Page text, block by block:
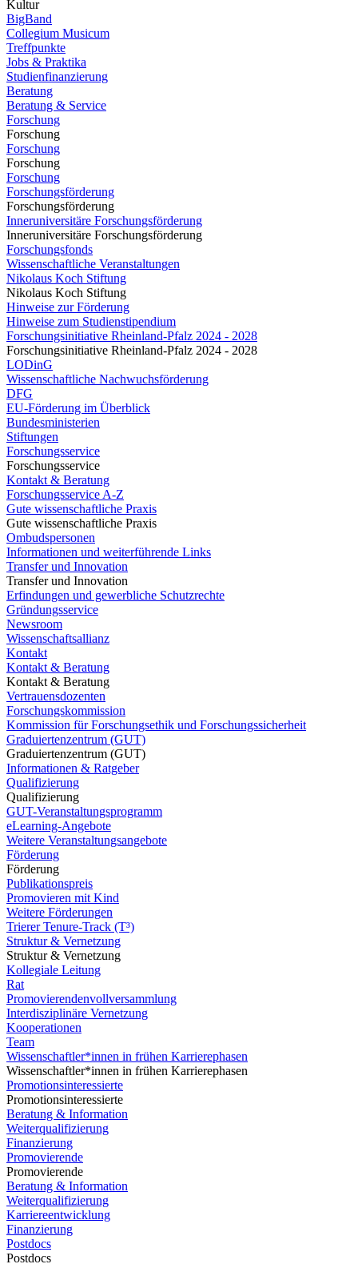
Kultur
BigBand
Collegium Musicum
Treffpunkte
Jobs & Praktika
Studienfinanzierung
Beratung
Beratung & Service
Forschung
Forschung
Forschung
Forschung
Forschung
Forschungsförderung
Forschungsförderung
Inneruniversitäre Forschungsförderung
Inneruniversitäre Forschungsförderung
Forschungsfonds
Wissenschaftliche Veranstaltungen
Nikolaus Koch Stiftung
Nikolaus Koch Stiftung
Hinweise zur Förderung
Hinweise zum Studienstipendium
Forschungsinitiative Rheinland-Pfalz 2024 - 2028
Forschungsinitiative Rheinland-Pfalz 2024 - 2028
LODinG
Wissenschaftliche Nachwuchsförderung
DFG
EU-Förderung im Überblick
Bundesministerien
Stiftungen
Forschungsservice
Forschungsservice
Kontakt & Beratung
Forschungsservice A-Z
Gute wissenschaftliche Praxis
Gute wissenschaftliche Praxis
Ombudspersonen
Informationen und weiterführende Links
Transfer und Innovation
Transfer und Innovation
Erfindungen und gewerbliche Schutzrechte
Gründungsservice
Newsroom
Wissenschaftsallianz
Kontakt
Kontakt & Beratung
Kontakt & Beratung
Vertrauensdozenten
Forschungskommission
Kommission für Forschungsethik und Forschungssicherheit
Graduiertenzentrum (GUT)
Graduiertenzentrum (GUT)
Informationen & Ratgeber
Qualifizierung
Qualifizierung
GUT-Veranstaltungsprogramm
eLearning-Angebote
Weitere Veranstaltungsangebote
Förderung
Förderung
Publikationspreis
Promovieren mit Kind
Weitere Förderungen
Trierer Tenure-Track (T³)
Struktur & Vernetzung
Struktur & Vernetzung
Kollegiale Leitung
Rat
Promovierendenvollversammlung
Interdisziplinäre Vernetzung
Kooperationen
Team
Wissenschaftler*innen in frühen Karrierephasen
Wissenschaftler*innen in frühen Karrierephasen
Promotionsinteressierte
Promotionsinteressierte
Beratung & Information
Weiterqualifizierung
Finanzierung
Promovierende
Promovierende
Beratung & Information
Weiterqualifizierung
Karriereentwicklung
Finanzierung
Postdocs
Postdocs